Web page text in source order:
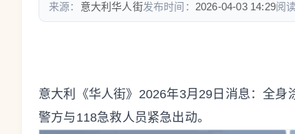
来源： 意大利华人街发布时间： 2026-04-03 14:29阅读
意大利《华人街》2026年3月29日消息：全身
警方与118急救人员紧急出动。